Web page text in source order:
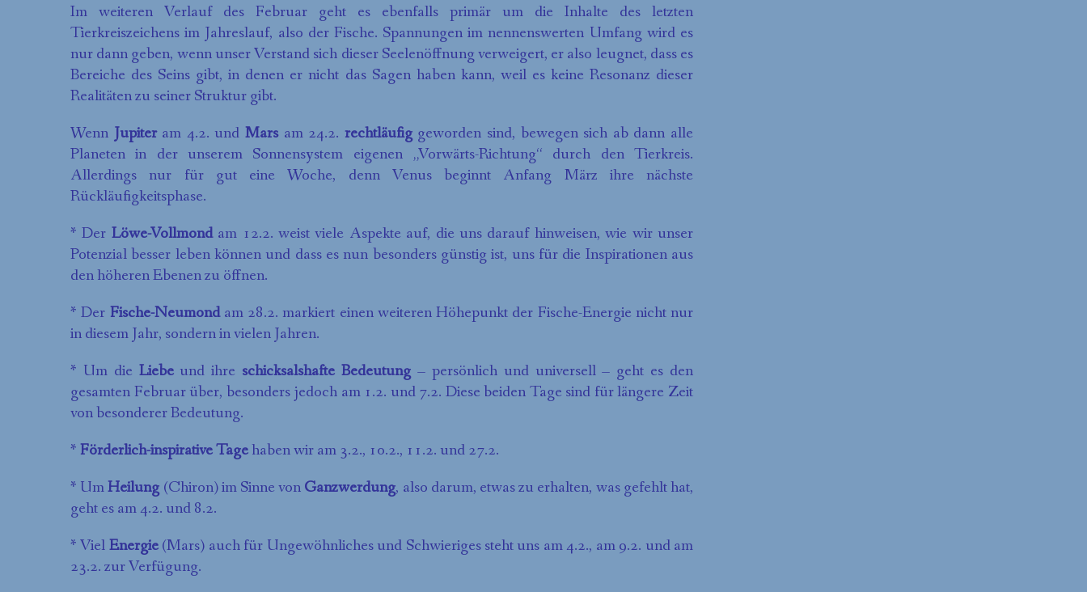
Im weiteren Verlauf des Februar geht es ebenfalls primär um die Inhalte des letzten
Tierkreiszeichens im Jahreslauf, also der Fische. Spannungen im nennenswerten Umfang wird es
nur dann geben, wenn unser Verstand sich dieser Seelenöffnung verweigert, er also leugnet, dass es
Bereiche des Seins gibt, in denen er nicht das Sagen haben kann, weil es keine Resonanz dieser
Realitäten zu seiner Struktur gibt.
Wenn Jupiteram 4.2. undMarsam 24.2. rechtläufiggeworden sind, bewegen sich ab dann alle
Planeten in der unserem Sonnensystem eigenen „Vorwärts-Richtung“ durch den Tierkreis.
Allerdings nur für gut eine Woche, denn Venus beginnt Anfang März ihre nächste
Rückläufigkeitsphase.
* Der Löwe-Vollmondam 12.2. weist viele Aspekte auf, die uns darauf hinweisen, wie wir unser
Potenzial besser leben können und dass es nun besonders günstig ist, uns für die Inspirationen aus
den höheren Ebenen zu öffnen.
* Der Fische-Neumondam 28.2. markiert einen weiteren Höhepunkt der Fische-Energie nicht nur
in diesem Jahr, sondern in vielen Jahren.
* Um die Liebeund ihre schicksalshafte Bedeutung – persönlich und universell – geht es den
gesamten Februar über, besonders jedoch am 1.2. und 7.2. Diese beiden Tage sind für längere Zeit
von besonderer Bedeutung.
*Förderlich-inspirative Tagehaben wir am 3.2., 10.2., 11.2. und 27.2.
* UmHeilung (Chiron) im Sinne vonGanzwerdung, also darum, etwas zu erhalten, was gefehlt hat,
geht es am 4.2. und 8.2.
* VielEnergie(Mars) auch für Ungewöhnliches und Schwieriges steht uns am 4.2., am 9.2. und am
23.2. zur Verfügung.